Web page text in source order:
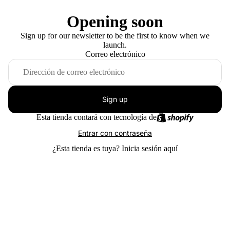
Opening soon
Sign up for our newsletter to be the first to know when we
launch.
Correo electrónico
Sign up
Esta tienda contará con tecnología de
Entrar con contraseña
¿Esta tienda es tuya? Inicia sesión aquí